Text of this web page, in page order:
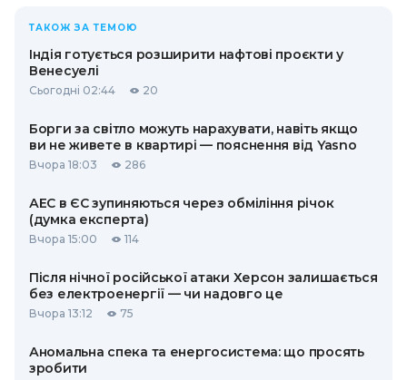
ТАКОЖ ЗА ТЕМОЮ
Індія готується розширити нафтові проєкти у
Венесуелі
Сьогодні 02:44 20
Борги за світло можуть нарахувати, навіть якщо
ви не живете в квартирі — пояснення від Yasno
Вчора 18:03 286
АЕС в ЄС зупиняються через обміління річок
(думка експерта)
Вчора 15:00 114
Після нічної російської атаки Херсон залишається
без електроенергії — чи надовго це
Вчора 13:12 75
Аномальна спека та енергосистема: що просять
зробити